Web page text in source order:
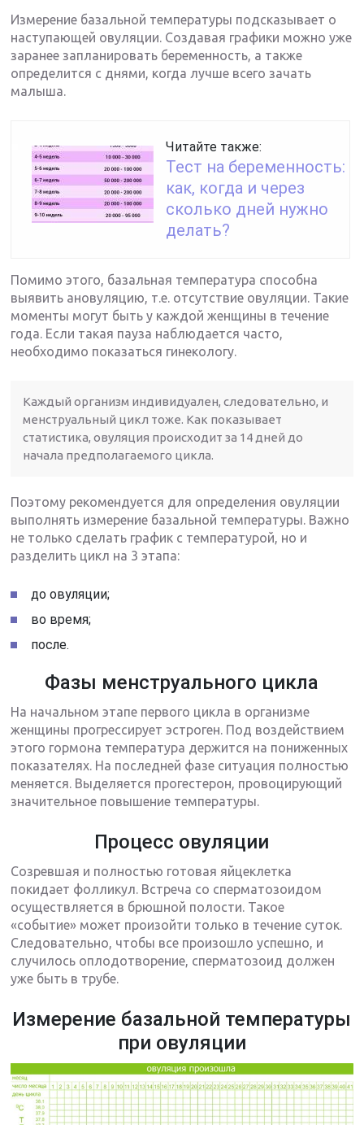
Измерение базальной температуры подсказывает о
наступающей овуляции. Создавая графики можно уже
заранее запланировать беременность, а также
определится с днями, когда лучше всего зачать
малыша.
Читайте также:
Тест на беременность:
как, когда и через
сколько дней нужно
делать?
Помимо этого, базальная температура способна
выявить ановуляцию, т.е. отсутствие овуляции. Такие
моменты могут быть у каждой женщины в течение
года. Если такая пауза наблюдается часто,
необходимо показаться гинекологу.
Каждый организм индивидуален, следовательно, и
менструальный цикл тоже. Как показывает
статистика, овуляция происходит за 14 дней до
начала предполагаемого цикла.
Поэтому рекомендуется для определения овуляции
выполнять измерение базальной температуры. Важно
не только сделать график с температурой, но и
разделить цикл на 3 этапа:
до овуляции;
во время;
после.
Фазы менструального цикла
На начальном этапе первого цикла в организме
женщины прогрессирует эстроген. Под воздействием
этого гормона температура держится на пониженных
показателях. На последней фазе ситуация полностью
меняется. Выделяется прогестерон, провоцирующий
значительное повышение температуры.
Процесс овуляции
Созревшая и полностью готовая яйцеклетка
покидает фолликул. Встреча со сперматозоидом
осуществляется в брюшной полости. Такое
«событие» может произойти только в течение суток.
Следовательно, чтобы все произошло успешно, и
случилось оплодотворение, сперматозоид должен
уже быть в трубе.
Измерение базальной температуры
при овуляции